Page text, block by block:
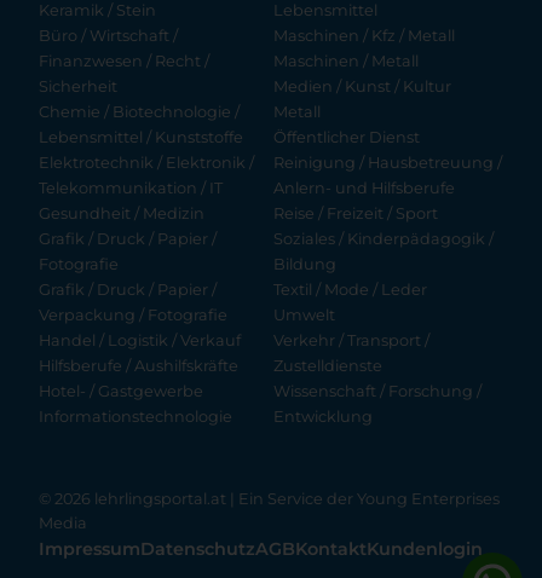
Keramik / Stein
Büro / Wirtschaft /
Finanzwesen / Recht /
Sicherheit
Chemie / Biotechnologie /
Lebensmittel / Kunststoffe
Elektrotechnik / Elektronik /
Telekommunikation / IT
Gesundheit / Medizin
Grafik / Druck / Papier /
Fotografie
Grafik / Druck / Papier /
Verpackung / Fotografie
Handel / Logistik / Verkauf
Hilfsberufe / Aushilfskräfte
Hotel- / Gastgewerbe
Informationstechnologie
Lebensmittel
Maschinen / Kfz / Metall
Maschinen / Metall
Medien / Kunst / Kultur
Metall
Öffentlicher Dienst
Reinigung / Hausbetreuung /
Anlern- und Hilfsberufe
Reise / Freizeit / Sport
Soziales / Kinderpädagogik /
Bildung
Textil / Mode / Leder
Umwelt
Verkehr / Transport /
Zustelldienste
Wissenschaft / Forschung /
Entwicklung
© 2026 lehrlingsportal.at | Ein Service der Young Enterprises
Media
ImpressumDatenschutzAGBKontaktKundenlogin